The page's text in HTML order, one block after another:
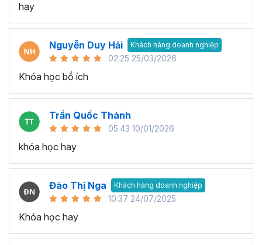
hay
Nguyễn Duy Hải Khách hàng doanh nghiệp
02:25 25/03/2026
Khóa học bổ ích
Trần Quốc Thành
05:43 10/01/2026
khóa học hay
Đào Thị Nga Khách hàng doanh nghiệp
10:37 24/07/2025
Khóa học hay